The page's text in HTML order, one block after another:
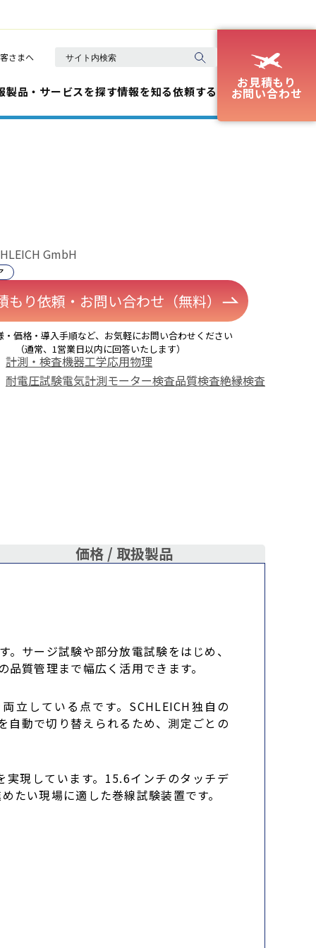
さまへ
製品・サービスを探す情報を知る依頼する
お見積もり
お問い合わせ
GmbH
もり依頼・お問い合わせ（無料）
・価格・導入手順など、お気軽にお問い合わせください
（通常、1営業日以内に回答いたします）
計測・検査機器工学応用物理
耐電圧試験電気計測モーター検査品質検査絶縁検査
価格 / 取扱製品
サージ試験や部分放電試験をはじめ、
質管理まで幅広く活用できます。
立している点です。SCHLEICH独自の
動で切り替えられるため、測定ごとの
現しています。15.6インチのタッチデ
たい現場に適した巻線試験装置です。